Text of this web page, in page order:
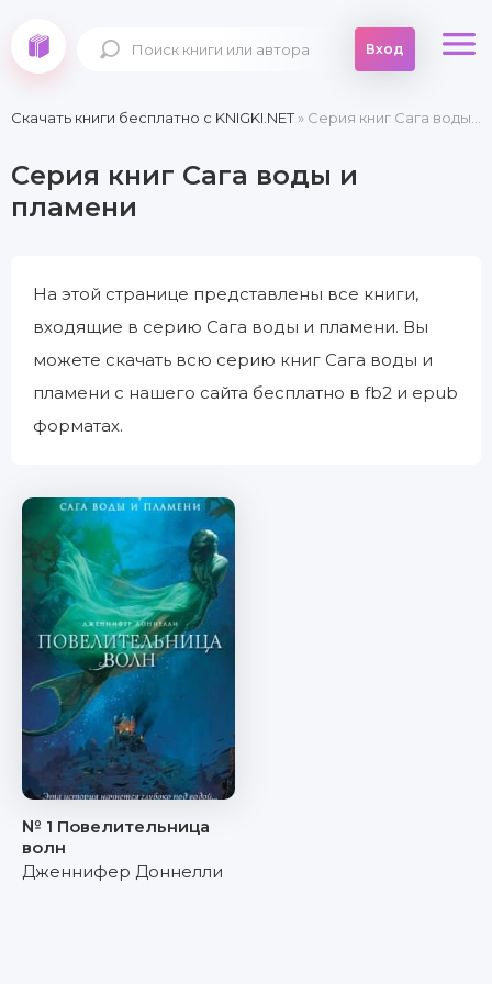
Вход
Скачать книги бесплатно c KNIGKI.NET» Серия книг Сага воды и пламени
Серия книг Сага воды и
пламени
На этой странице представлены все книги,
входящие в серию Сага воды и пламени. Вы
можете скачать всю серию книг Сага воды и
пламени с нашего сайта бесплатно в fb2 и epub
форматах.
№ 1 Повелительница
волн
Дженнифер Доннелли